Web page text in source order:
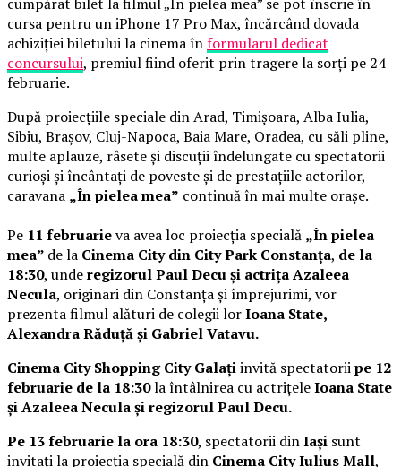
cursa pentru un iPhone 17 Pro Max, încărcând dovada
achiziției biletului la cinema înformularul dedicat
concursului, premiul fiind oferit prin tragere la sorți pe 24
februarie.
După proiecțiile speciale din Arad, Timișoara, Alba Iulia,
Sibiu, Brașov, Cluj-Napoca, Baia Mare, Oradea, cu săli pline,
multe aplauze, râsete și discuții îndelungate cu spectatorii
curioși și încântați de poveste și de prestațiile actorilor,
caravana „În pielea mea” continuă în mai multe orașe.
Pe 11 februarieva avea loc proiecția specială „În pielea
mea” de la Cinema City din City Park Constanța, de la
18:30, underegizorul Paul Decu și actrița Azaleea
Necula, originari din Constanța și împrejurimi, vor
prezenta filmul alături de colegii lorIoana State,
Alexandra Răduță și Gabriel Vatavu.
Cinema City Shopping City Galațiinvită spectatoriipe 12
februarie de la 18:30la întâlnirea cu actrițeleIoana State
și Azaleea Necula și regizorul Paul Decu.
Pe 13 februarie la ora 18:30, spectatorii dinIași sunt
invitați la proiecția specială din Cinema City Iulius Mall,